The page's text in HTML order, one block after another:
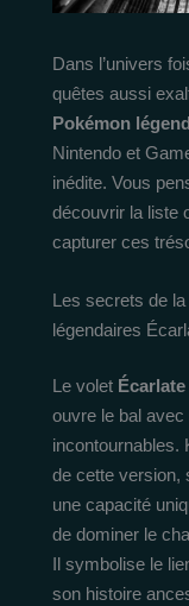
Dans l’univers
quêtes aussi
Pokémon
Nintendo et
inédite. Vous
découvrir la liste
capturer ces
Les secrets de
légendaires
Le volet Écarlate
ouvre le bal
incontournables.
de cette version,
une capacité
de dominer le
Il symbolise le
son histoire